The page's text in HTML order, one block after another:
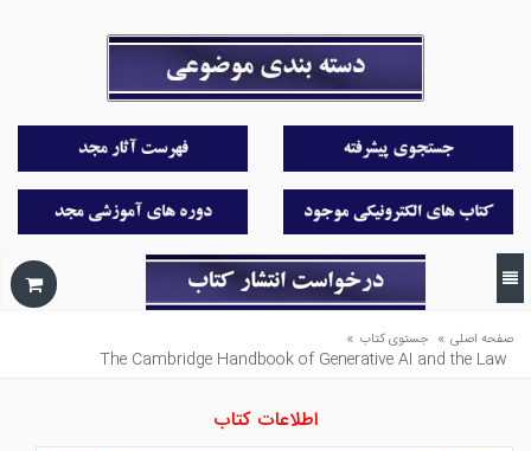
صفحه اصلی » جستوی کتاب »
The Cambridge Handbook of Generative AI and the Law
اطلاعات کتاب